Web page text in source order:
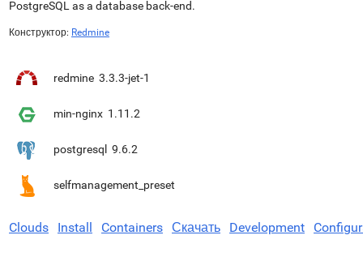
PostgreSQL as a database back-end.
Конструктор: Redmine
redmine 3.3.3-jet-1
min-nginx 1.11.2
postgresql 9.6.2
selfmanagement_preset
Clouds Install Containers Скачать Development